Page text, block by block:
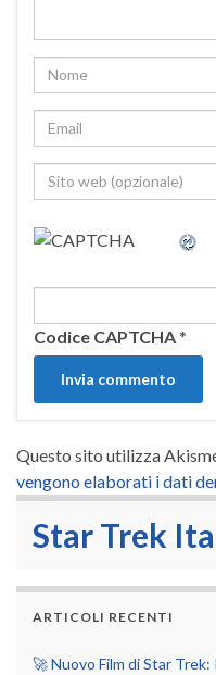
Codice CAPTCHA*
Questo sito utilizza
vengono elaborati i dati
Star Trek
ARTICOLI RECENTI
🚀 Nuovo Film di Star